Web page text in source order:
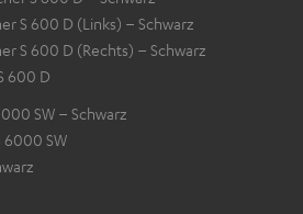
S 600 D (Links) – Schwarz
S 600 D (Rechts) – Schwarz
600 D
SW – Schwarz
6000 SW